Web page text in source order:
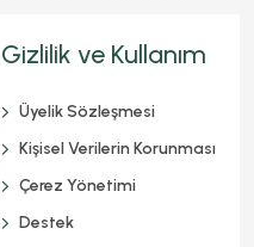
Gizlilik ve Kullanım
Üyelik Sözleşmesi
Kişisel Verilerin Korunması
Çerez Yönetimi
Destek